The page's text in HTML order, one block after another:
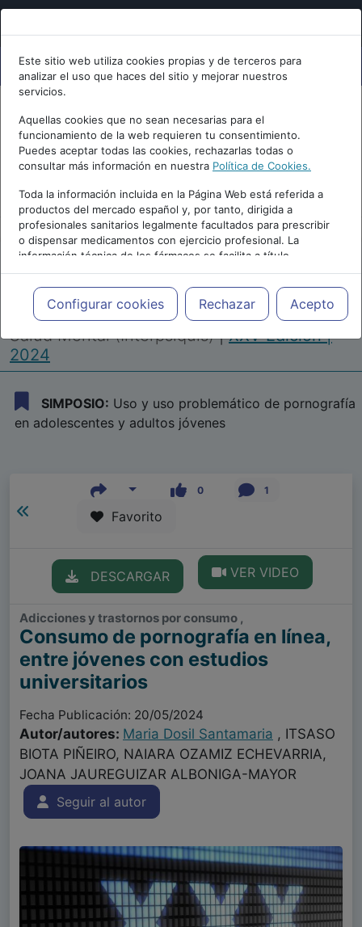
Este sitio web utiliza cookies propias y de terceros para
analizar el uso que haces del sitio y mejorar nuestros
servicios.
Aquellas cookies que no sean necesarias para el
funcionamiento de la web requieren tu consentimiento.
Puedes aceptar todas las cookies, rechazarlas todas o
consultar más información en nuestra Política de Cookies.
Toda la información incluida en la Página Web está referida a
productos del mercado español y, por tanto, dirigida a
profesionales sanitarios legalmente facultados para prescribir
o dispensar medicamentos con ejercicio profesional. La
información técnica de los fármacos se facilita a título
meramente informativo, siendo responsabilidad de los
profesionales facultados prescribir medicamentos y decidir, en
cada caso concreto, el tratamiento más adecuado a las
necesidades del paciente.
Configurar cookies Rechazar Acepto
Repositorio de Artículos |Congreso Virtual
Internacional de Psiquiatría, Psicología y
Salud Mental (Interpsiquis)|XXV Edición |
2024
SIMPOSIO: Uso y uso problemático de pornografía
en adolescentes y adultos jóvenes
0 1
Favorito
DESCARGAR VER VIDEO
Adicciones y trastornos por consumo ,
Consumo de pornografía en línea,
entre jóvenes con estudios
universitarios
Fecha Publicación: 20/05/2024
Autor/autores: Maria Dosil Santamaria , ITSASO
BIOTA PIÑEIRO, NAIARA OZAMIZ ECHEVARRIA,
JOANA JAUREGUIZAR ALBONIGA-MAYOR
Seguir al autor